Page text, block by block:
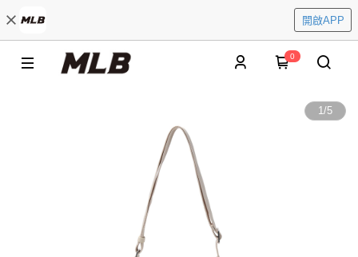
開啟APP
0
1/5